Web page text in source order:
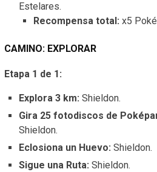
Estelares.
Recompensa total: x5
CAMINO: EXPLORAR
Etapa 1 de 1:
Explora 3 km: Shieldon.
Gira 25 fotodiscos de
Shieldon.
Eclosiona un Huevo: Shieldon.
Sigue una Ruta: Shieldon.